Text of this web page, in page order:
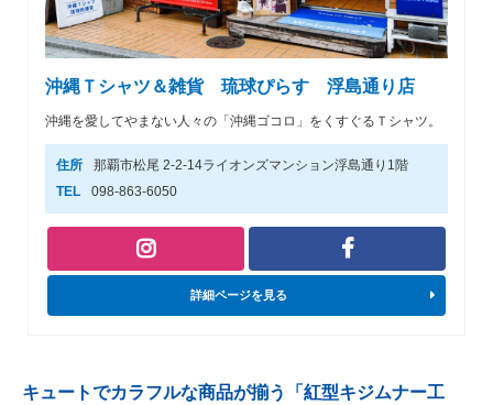
沖縄Ｔシャツ＆雑貨 琉球ぴらす 浮島通り店
沖縄を愛してやまない人々の「沖縄ゴコロ」をくすぐるＴシャツ。
住所
那覇市松尾 2-2-14ライオンズマンション浮島通り1階
TEL
098-863-6050
詳細ページを見る
キュートでカラフルな商品が揃う「紅型キジムナー工